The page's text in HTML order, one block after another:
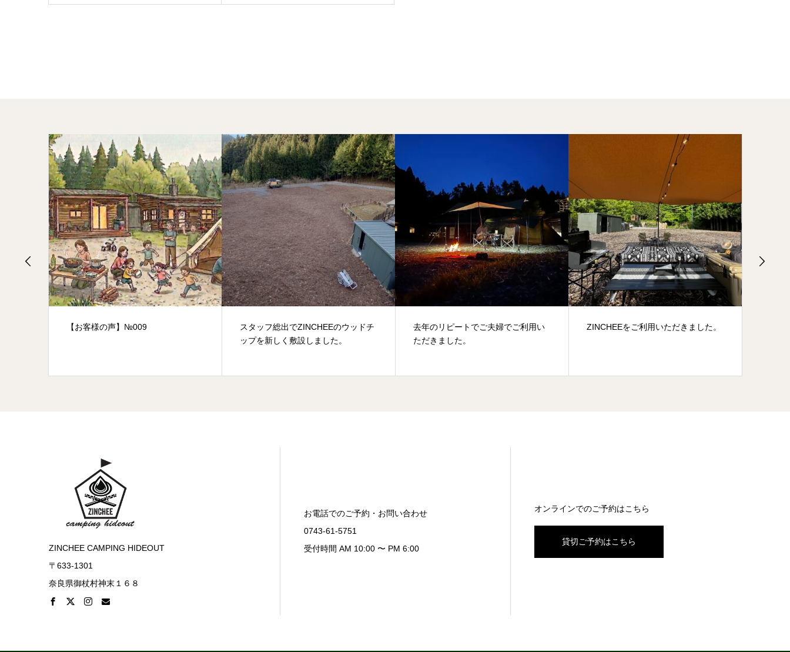
【お客様の声】№009
スタッフ総出でZINCHEEのウッドチ
ップを新しく敷設しました。
去年のリピートでご夫婦でご利用い
ただきました。
ZINCHEEをご利用いただきました。
ZINCHEE CAMPING HIDEOUT
〒633-1301
奈良県御杖村神末１６８
お電話でのご予約・お問い合わせ
0743-61-5751
受付時間 AM 10:00 〜 PM 6:00
オンラインでのご予約はこちら
貸切ご予約はこちら